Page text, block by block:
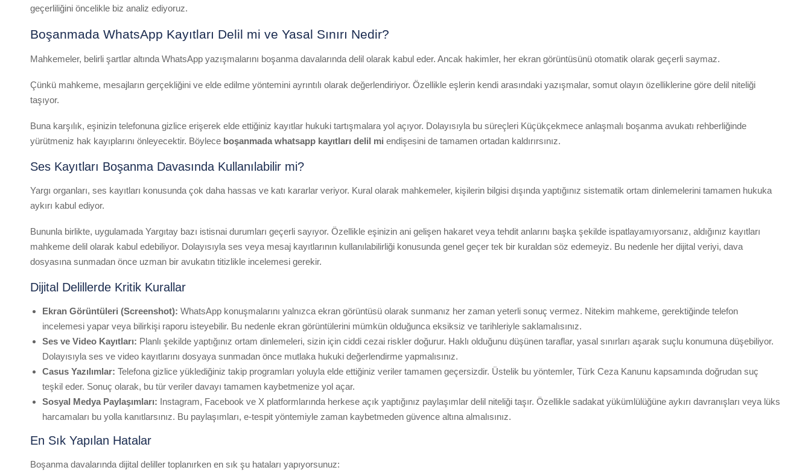
geçerliliğini öncelikle biz analiz ediyoruz.
Boşanmada WhatsApp Kayıtları Delil mi ve Yasal Sınırı Nedir?
Mahkemeler, belirli şartlar altında WhatsApp yazışmalarını boşanma davalarında delil olarak kabul eder. Ancak hakimler, her ekran görüntüsünü otomatik olarak geçerli saymaz.
Çünkü mahkeme, mesajların gerçekliğini ve elde edilme yöntemini ayrıntılı olarak değerlendiriyor. Özellikle eşlerin kendi arasındaki yazışmalar, somut olayın özelliklerine göre delil niteliği
taşıyor.
Buna karşılık, eşinizin telefonuna gizlice erişerek elde ettiğiniz kayıtlar hukuki tartışmalara yol açıyor. Dolayısıyla bu süreçleri Küçükçekmece anlaşmalı boşanma avukatı rehberliğinde
yürütmeniz hak kayıplarını önleyecektir. Böylece boşanmada whatsapp kayıtları delil mi endişesini de tamamen ortadan kaldırırsınız.
Ses Kayıtları Boşanma Davasında Kullanılabilir mi?
Yargı organları, ses kayıtları konusunda çok daha hassas ve katı kararlar veriyor. Kural olarak mahkemeler, kişilerin bilgisi dışında yaptığınız sistematik ortam dinlemelerini tamamen hukuka
aykırı kabul ediyor.
Bununla birlikte, uygulamada Yargıtay bazı istisnai durumları geçerli sayıyor. Özellikle eşinizin ani gelişen hakaret veya tehdit anlarını başka şekilde ispatlayamıyorsanız, aldığınız kayıtları
mahkeme delil olarak kabul edebiliyor. Dolayısıyla ses veya mesaj kayıtlarının kullanılabilirliği konusunda genel geçer tek bir kuraldan söz edemeyiz. Bu nedenle her dijital veriyi, dava
dosyasına sunmadan önce uzman bir avukatın titizlikle incelemesi gerekir.
Dijital Delillerde Kritik Kurallar
Ekran Görüntüleri (Screenshot): WhatsApp konuşmalarını yalnızca ekran görüntüsü olarak sunmanız her zaman yeterli sonuç vermez. Nitekim mahkeme, gerektiğinde telefon
incelemesi yapar veya bilirkişi raporu isteyebilir. Bu nedenle ekran görüntülerini mümkün olduğunca eksiksiz ve tarihleriyle saklamalısınız.
Ses ve Video Kayıtları: Planlı şekilde yaptığınız ortam dinlemeleri, sizin için ciddi cezai riskler doğurur. Haklı olduğunu düşünen taraflar, yasal sınırları aşarak suçlu konumuna düşebiliyor.
Dolayısıyla ses ve video kayıtlarını dosyaya sunmadan önce mutlaka hukuki değerlendirme yapmalısınız.
Casus Yazılımlar: Telefona gizlice yüklediğiniz takip programları yoluyla elde ettiğiniz veriler tamamen geçersizdir. Üstelik bu yöntemler, Türk Ceza Kanunu kapsamında doğrudan suç
teşkil eder. Sonuç olarak, bu tür veriler davayı tamamen kaybetmenize yol açar.
Sosyal Medya Paylaşımları: Instagram, Facebook ve X platformlarında herkese açık yaptığınız paylaşımlar delil niteliği taşır. Özellikle sadakat yükümlülüğüne aykırı davranışları veya lüks
harcamaları bu yolla kanıtlarsınız. Bu paylaşımları, e-tespit yöntemiyle zaman kaybetmeden güvence altına almalısınız.
En Sık Yapılan Hatalar
Boşanma davalarında dijital deliller toplanırken en sık şu hataları yapıyorsunuz: